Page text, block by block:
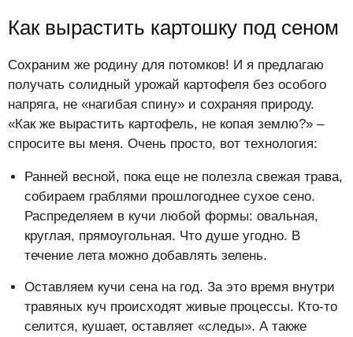
Как вырастить картошку под сеном
Сохраним же родину для потомков! И я предлагаю
получать солидный урожай картофеля без особого
напряга, не «нагибая спину» и сохраняя природу.
«Как же вырастить картофель, не копая землю?» –
спросите вы меня. Очень просто, вот технология:
Ранней весной, пока еще не полезла свежая трава,
собираем граблями прошлогоднее сухое сено.
Распределяем в кучи любой формы: овальная,
круглая, прямоугольная. Что душе угодно. В
течение лета можно добавлять зелень.
Оставляем кучи сена на год. За это время внутри
травяных куч происходят живые процессы. Кто-то
селится, кушает, оставляет «следы». А также